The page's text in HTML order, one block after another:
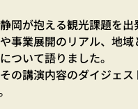
岡が抱える観光課題を出
事業展開のリアル、地域
ついて語りました。
の講演内容のダイジェス